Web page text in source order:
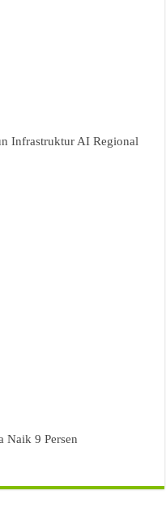
Infrastruktur AI Regional
Naik 9 Persen